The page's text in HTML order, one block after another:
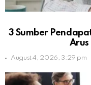
3 Sumber
Arus
August 4, 2026, 3:29 pm